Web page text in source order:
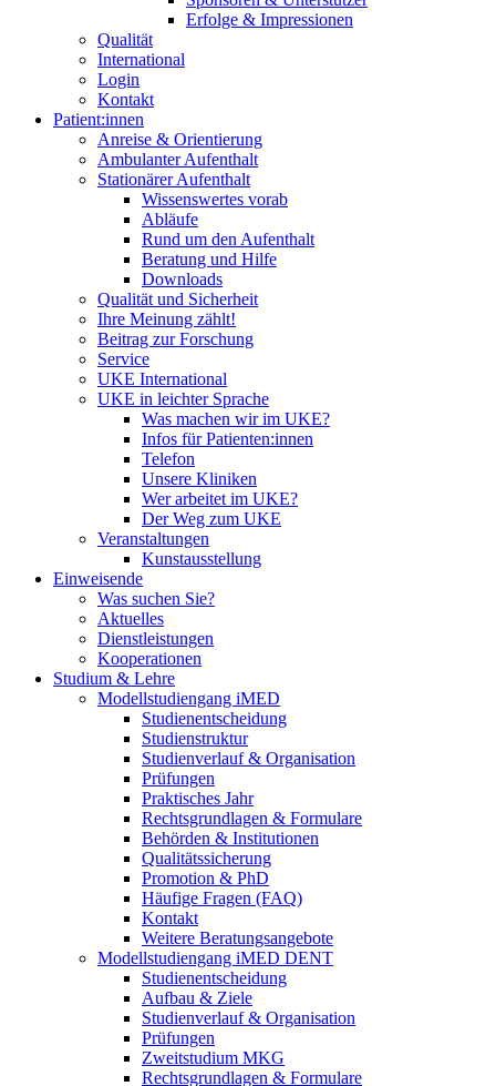
Erfolge & Impressionen
Qualität
International
Login
Kontakt
Patient:innen
Anreise & Orientierung
Ambulanter Aufenthalt
Stationärer Aufenthalt
Wissenswertes vorab
Abläufe
Rund um den Aufenthalt
Beratung und Hilfe
Downloads
Qualität und Sicherheit
Ihre Meinung zählt!
Beitrag zur Forschung
Service
UKE International
UKE in leichter Sprache
Was machen wir im UKE?
Infos für Patienten:innen
Telefon
Unsere Kliniken
Wer arbeitet im UKE?
Der Weg zum UKE
Veranstaltungen
Kunstausstellung
Einweisende
Was suchen Sie?
Aktuelles
Dienstleistungen
Kooperationen
Studium & Lehre
Modellstudiengang iMED
Studienentscheidung
Studienstruktur
Studienverlauf & Organisation
Prüfungen
Praktisches Jahr
Rechtsgrundlagen & Formulare
Behörden & Institutionen
Qualitätssicherung
Promotion & PhD
Häufige Fragen (FAQ)
Kontakt
Weitere Beratungsangebote
Modellstudiengang iMED DENT
Studienentscheidung
Aufbau & Ziele
Studienverlauf & Organisation
Prüfungen
Zweitstudium MKG
Rechtsgrundlagen & Formulare